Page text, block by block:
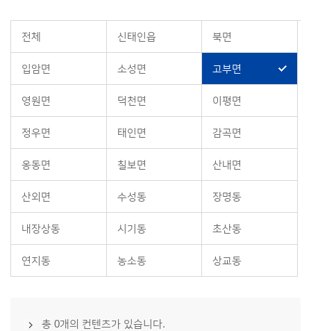
전체 신태인읍 북면
입암면 소성면 고부면
영원면 덕천면 이평면
정우면 태인면 감곡면
옹동면 칠보면 산내면
산외면 수성동 장명동
내장상동 시기동 초산동
연지동 농소동 상교동
총 0개의 컨텐츠가 있습니다.